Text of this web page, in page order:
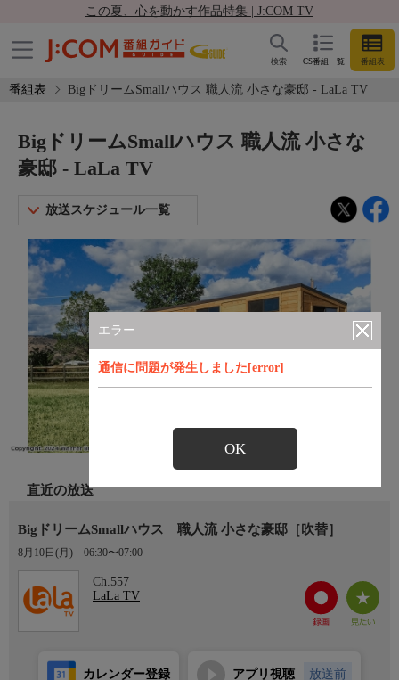
この夏、心を動かす作品特集 | J:COM TV
CS番組一覧 番組表
検索
番組表 BigドリームSmallハウス 職人流 小さな豪邸 - LaLa TV
エラー
通信に問題が発生しました[error]
OK
BigドリームSmallハウス 職人流 小さな
豪邸 - LaLa TV
放送スケジュール一覧
直近の放送
BigドリームSmallハウス 職人流 小さな豪邸［吹替］
8月10日(月) 06:30〜07:00
Ch.557
LaLa TV
カレンダー登録 アプリ視聴 放送前